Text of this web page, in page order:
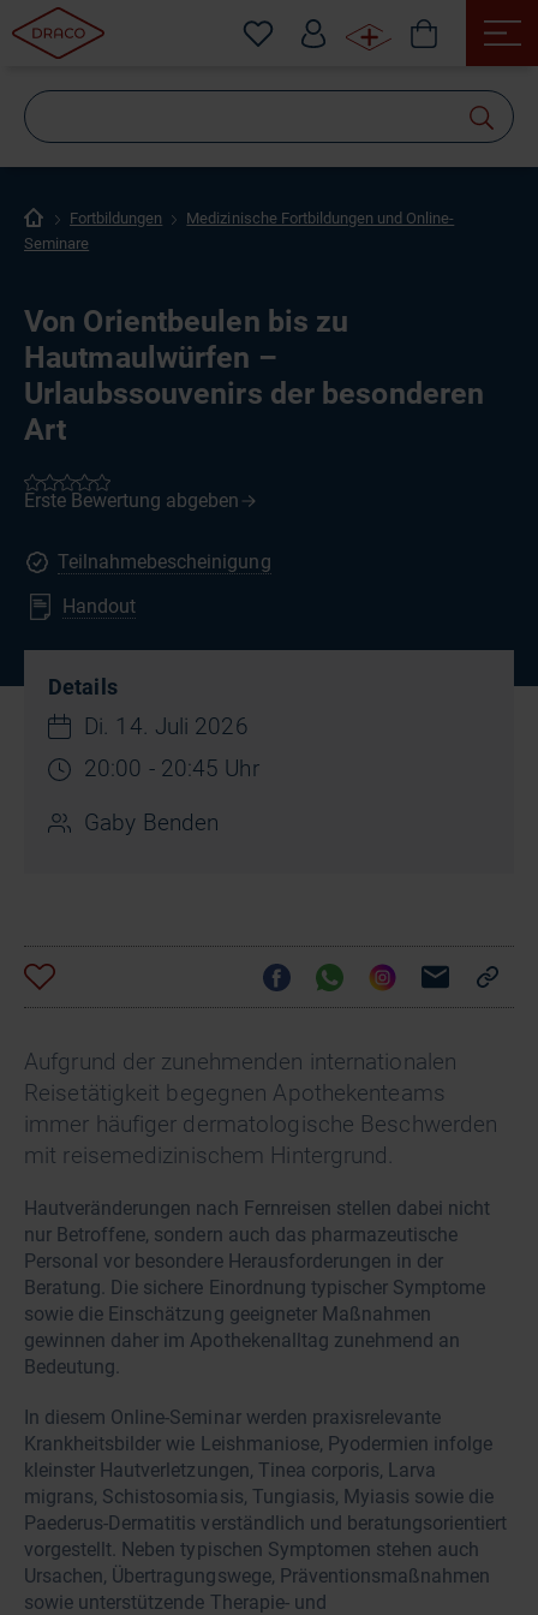
Fortbildungen
Medizinische Fortbildungen und Online-
Seminare
Von Orientbeulen bis zu
Hautmaulwürfen –
Urlaubssouvenirs der besonderen
Art
Teilnahmebescheinigung
Handout
Details
Di. 14. Juli 2026
20:00 - 20:45 Uhr
Gaby Benden
Aufgrund der zunehmenden internationalen
Reisetätigkeit begegnen Apothekenteams
immer häufiger dermatologische Beschwerden
mit reisemedizinischem Hintergrund.
Hautveränderungen nach Fernreisen stellen dabei nicht
nur Betroffene, sondern auch das pharmazeutische
Personal vor besondere Herausforderungen in der
Beratung. Die sichere Einordnung typischer Symptome
sowie die Einschätzung geeigneter Maßnahmen
gewinnen daher im Apothekenalltag zunehmend an
Bedeutung.
In diesem Online-Seminar werden praxisrelevante
Krankheitsbilder wie Leishmaniose, Pyodermien infolge
kleinster Hautverletzungen, Tinea corporis, Larva
migrans, Schistosomiasis, Tungiasis, Myiasis sowie die
Paederus-Dermatitis verständlich und beratungsorientiert
vorgestellt. Neben typischen Symptomen stehen auch
Ursachen, Übertragungswege, Präventionsmaßnahmen
sowie unterstützende Therapie- und
suchen